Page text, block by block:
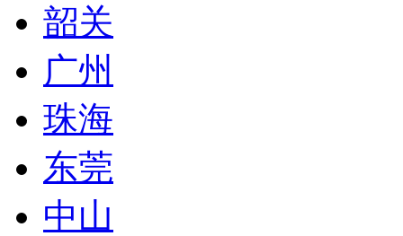
韶关
广州
珠海
东莞
中山